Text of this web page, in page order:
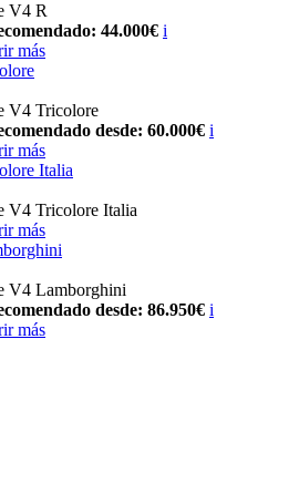
V4 R
44.000€ i
más
V4 Tricolore
desde: 60.000€ i
más
Italia
V4 Tricolore Italia
más
V4 Lamborghini
desde: 86.950€ i
más